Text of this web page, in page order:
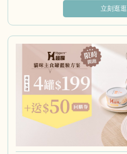
立刻逛逛